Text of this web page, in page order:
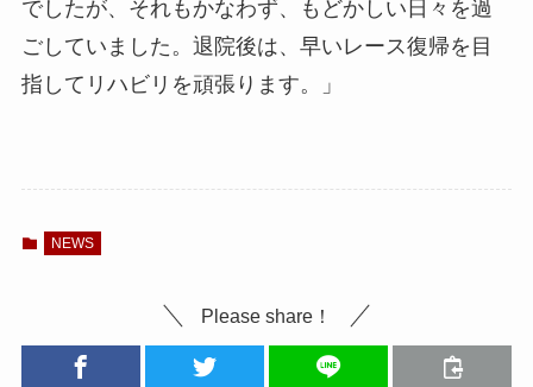
でしたが、それもかなわず、もどかしい日々を過
ごしていました。退院後は、早いレース復帰を目
指してリハビリを頑張ります。」
NEWS
Please share！